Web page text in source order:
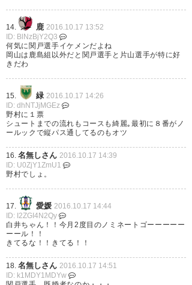
14. 鹿 2016.10.17 13:52
ID: BlNzBjY2Q3
何気に関戸選手イケメンだよね
岡山は鹿島組以外だと関戸選手と片山選手が特に好
きだわ
15. 緑 2016.10.17 14:26
ID: dhNTJjMGEz
野村に１票
シュートまでの流れもコースも綺麗｡最初に８番がノ
ールックで縦パス通してるのもオツ
16. 名無しさん 2016.10.17 14:39
ID: U0ZjY1ZmU1
野村でしょ。
17. 愛媛 2016.10.17 14:44
ID: I2ZGI4N2Qy
白井ちゃん！！今月2度目のノミネートゴーーーーー
ーール！！
きてるな！！きてる！！
18. 名無しさん 2016.10.17 14:51
ID: k1MDY1MDYw